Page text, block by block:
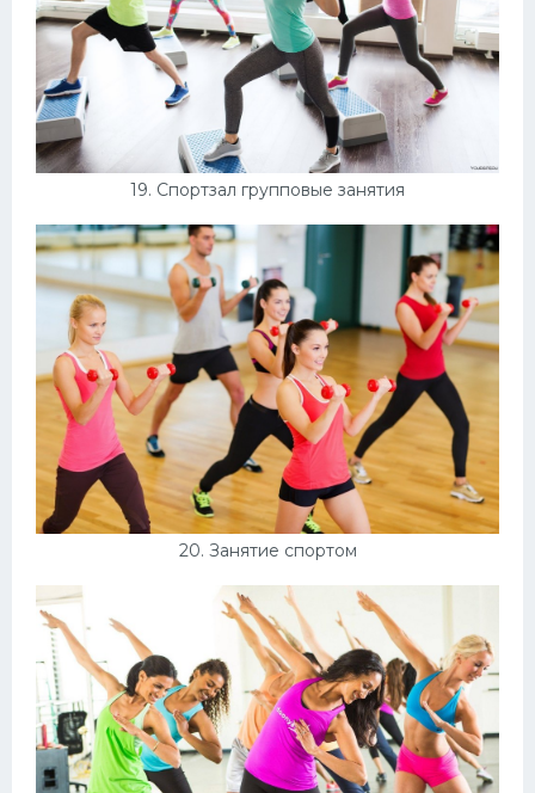
19. Спортзал групповые занятия
20. Занятие спортом